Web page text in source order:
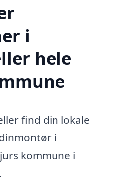
i
hele
find din lokale
i
kommune i